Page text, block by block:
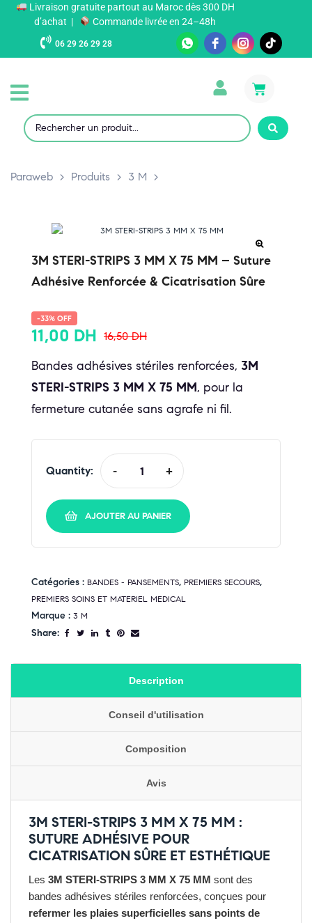
Livraison gratuite partout au Maroc dès 300 DH
d’achat |
Commande livrée en 24–48h
06 29 26 29 28
Paraweb > Produits > 3 M >
3M STERI-STRIPS 3 MM X 75 MM – Suture
Adhésive Renforcée & Cicatrisation Sûre
-33% OFF
16,50DH
11,00 DH
Bandes adhésives stériles renforcées, 3M
STERI-STRIPS 3 MM X 75 MM, pour la
fermeture cutanée sans agrafe ni fil.
Quantity: - +
AJOUTER AU PANIER
Catégories : BANDES - PANSEMENTS, PREMIERS SECOURS,
PREMIERS SOINS ET MATERIEL MEDICAL
Marque : 3 M
Share:
Description
Conseil d'utilisation
Composition
Avis
3M STERI-STRIPS 3 MM X 75 MM :
SUTURE ADHÉSIVE POUR
CICATRISATION SÛRE ET ESTHÉTIQUE
Les 3M STERI-STRIPS 3 MM X 75 MM sont des
bandes adhésives stériles renforcées, conçues pour
refermer les plaies superficielles sans points de